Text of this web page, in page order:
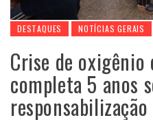
DESTAQUES NOTÍCIAS GERAIS
Crise de oxigênio
completa 5 anos
responsabilização